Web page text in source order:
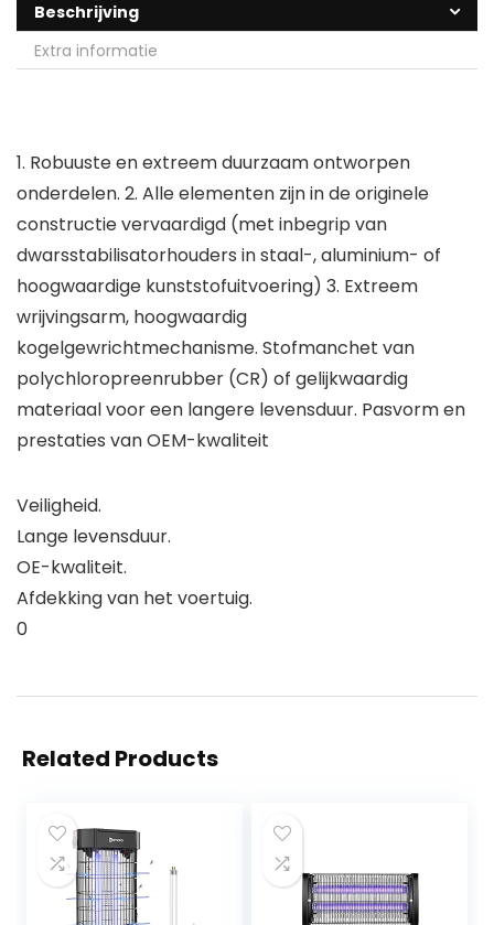
Beschrijving
Extra informatie
1. Robuuste en extreem duurzaam ontworpen
onderdelen. 2. Alle elementen zijn in de originele
constructie vervaardigd (met inbegrip van
dwarsstabilisatorhouders in staal-, aluminium- of
hoogwaardige kunststofuitvoering) 3. Extreem
wrijvingsarm, hoogwaardig
kogelgewrichtmechanisme. Stofmanchet van
polychloropreenrubber (CR) of gelijkwaardig
materiaal voor een langere levensduur. Pasvorm en
prestaties van OEM-kwaliteit
Veiligheid.
Lange levensduur.
OE-kwaliteit.
Afdekking van het voertuig.
0
Related Products